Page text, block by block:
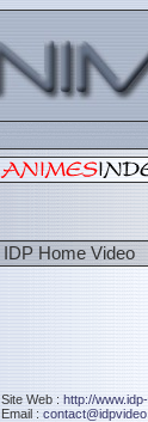
IDP Home Video
Site Web : http://
Email :